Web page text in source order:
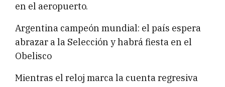
en el aeropuerto.
Argentina campeón mundial: el país espera
abrazar a la Selección y habrá fiesta en el
Obelisco
Mientras el reloj marca la cuenta regresiva